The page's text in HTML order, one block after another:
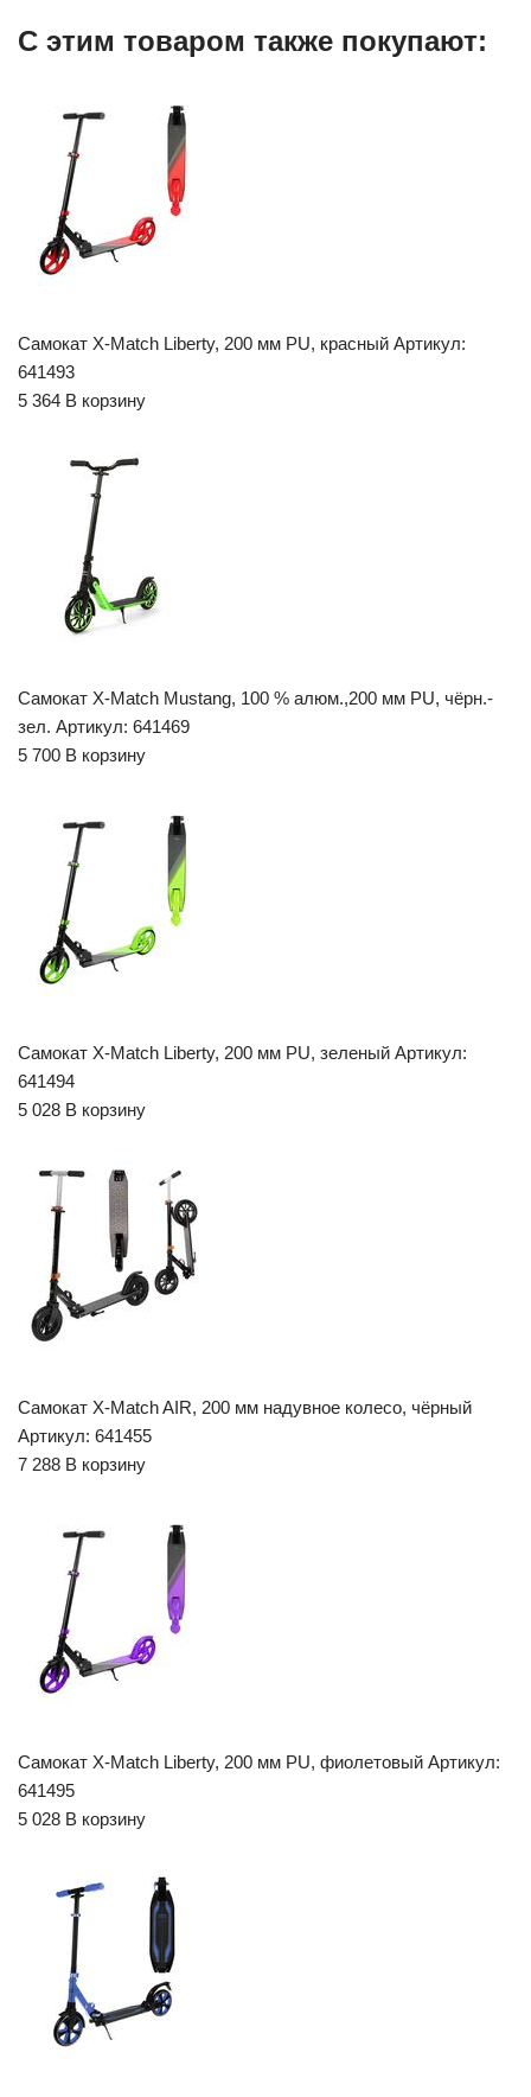
С этим товаром также покупают:
Самокат X-Match Liberty, 200 мм PU, красный Артикул:
641493
5 364 В корзину
Самокат X-Match Mustang, 100 % алюм.,200 мм PU, чёрн.-
зел. Артикул: 641469
5 700 В корзину
Самокат X-Match Liberty, 200 мм PU, зеленый Артикул:
641494
5 028 В корзину
Самокат X-Match AIR, 200 мм надувное колесо, чёрный
Артикул: 641455
7 288 В корзину
Самокат X-Match Liberty, 200 мм PU, фиолетовый Артикул:
641495
5 028 В корзину